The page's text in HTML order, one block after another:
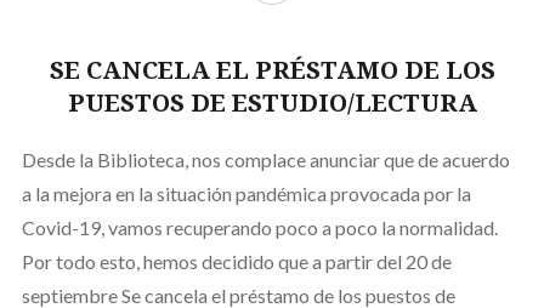
SE CANCELA EL PRÉSTAMO DE LOS
PUESTOS DE ESTUDIO/LECTURA
Desde la Biblioteca, nos complace anunciar que de acuerdo
a la mejora en la situación pandémica provocada por la
Covid-19, vamos recuperando poco a poco la normalidad.
Por todo esto, hemos decidido que a partir del 20 de
septiembre Se cancela el préstamo de los puestos de